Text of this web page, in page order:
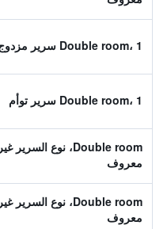
Double room، 1 سرير مزدوج
Double room، 1 سرير توأم
Double room، نوع السرير غير
معروف
Double room، نوع السرير غير
معروف